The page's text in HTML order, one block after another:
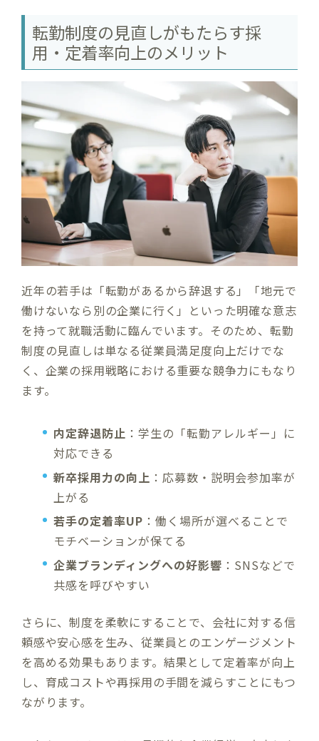
転勤制度の見直しがもたらす採
用・定着率向上のメリット
近年の若手は「転勤があるから辞退する」「地元で
働けないなら別の企業に行く」といった明確な意志
を持って就職活動に臨んでいます。そのため、転勤
制度の見直しは単なる従業員満足度向上だけでな
く、企業の採用戦略における重要な競争力にもなり
ます。
内定辞退防止 ：学生の「転勤アレルギー」に
対応できる
新卒採用力の向上 ：応募数・説明会参加率が
上がる
若手の定着率UP ：働く場所が選べることで
モチベーションが保てる
企業ブランディングへの好影響 ：SNSなどで
共感を呼びやすい
さらに、制度を柔軟にすることで、会社に対する信
頼感や安心感を生み、従業員とのエンゲージメント
を高める効果もあります。結果として定着率が向上
し、育成コストや再採用の手間を減らすことにもつ
ながります。